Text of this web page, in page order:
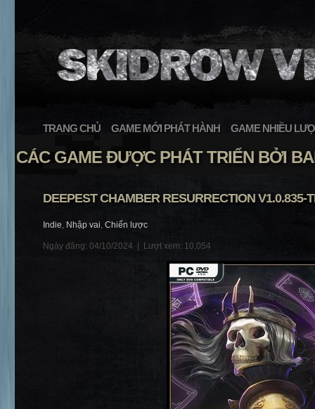
TRANG CHỦ GAME MỚI PHÁT HÀNH GAME NHIỀU
CÁC GAME ĐƯỢC PHÁT TRIỂN BỞI
DEEPEST CHAMBER RESURRECTION V1.0.835-
Indie, Nhập vai, Chiến lược
Ngày đăng: 04/10/2024 | Lượt xem: 10,054